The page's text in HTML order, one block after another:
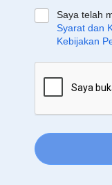
Saya telah
Syarat dan
Kebijakan